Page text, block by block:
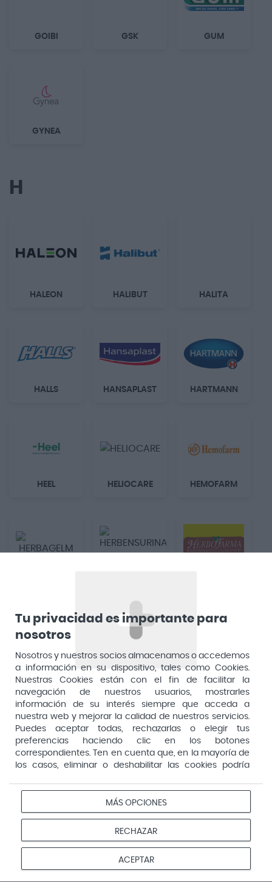
GOIBI GSK GUM
GYNEA
H
HALEON HALIBUT HALITA
HALLS HANSAPLAST HARTMANN
HEEL HELIOCARE HEMOFARM
Tu privacidad es importante para
nosotros
Nosotros y nuestros socios almacenamos o accedemos
a información en su dispositivo, tales como Cookies.
Nuestras Cookies están con el fin de facilitar la
navegación de nuestros usuarios, mostrarles
información de su interés siempre que acceda a
nuestra web y mejorar la calidad de nuestros servicios.
Puedes aceptar todas, rechazarlas o elegir tus
preferencias haciendo clic en los botones
correspondientes. Ten en cuenta que, en la mayoría de
los casos, eliminar o deshabilitar las cookies podría
el acceso a ciertas áreas o servicios ofrecidos a través
del mismo. Para modificar tus preferencias haz clic en la
opción Configuración de cookies de nuestro pie de
página. Puedes obtener más información en nuestra
política de cookies
MÁS OPCIONES
RECHAZAR
ACEPTAR